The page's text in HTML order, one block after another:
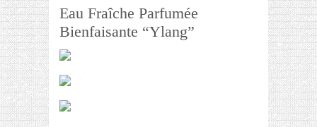
Eau Fraîche Parfumée
Bienfaisante “Ylang”